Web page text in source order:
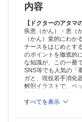
内容
【ドクターのアタマ
疾患（かん）・患（
（かん）覚的にわか
ナースをはじめとす
のポイントを徹底的
な知識が、この一冊
SNS等でも人気の「
ガと、現役若手消化
解剖イラストで、ベ
臨床ナースのギモン
臓器別の知識に加え
報に絞って掲載。
すべてを表示